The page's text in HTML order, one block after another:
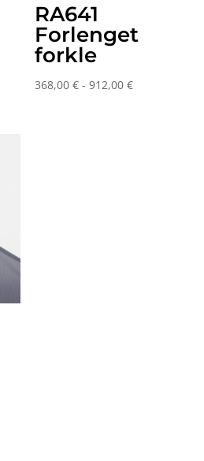
RA641
Forlenget
forkle
368,00 € - 912,00 €Prisområde: